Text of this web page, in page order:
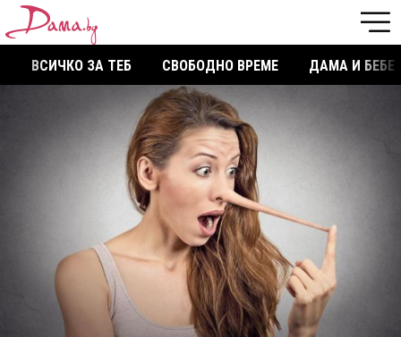
ВСИЧКО ЗА ТЕБ СВОБОДНО ВРЕМЕ ДАМА И БЕБЕ